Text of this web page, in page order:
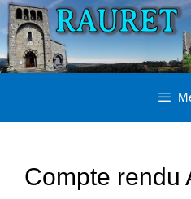
Aller
au
contenu
Compte rendu